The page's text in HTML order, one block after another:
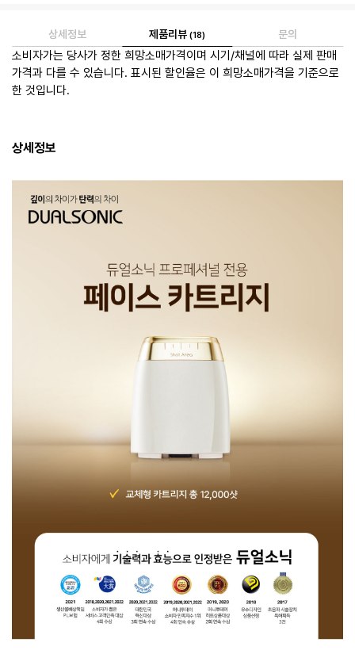
상세정보 제품리뷰 18 문의
소비자가는 당사가 정한 희망소매가격이며 시기/채널에 따라 실제 판매
가격과 다를 수 있습니다. 표시된 할인율은 이 희망소매가격을 기준으로
한 것입니다.
상세정보